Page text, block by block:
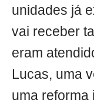
unidades já
vai receber
eram
Lucas, uma
uma reforma